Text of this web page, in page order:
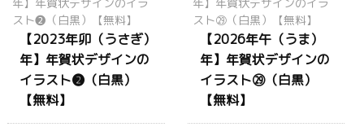
【2023年卯（うさぎ）
年】年賀状デザインの
イラスト❷（白黒）
【無料】
【2026年午（うま）
年】年賀状デザインの
イラスト㉙（白黒）
【無料】